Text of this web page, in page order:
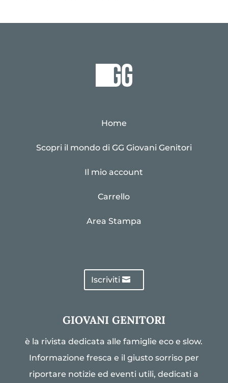
Home
Scopri il mondo di GG Giovani Genitori
Il mio account
Carrello
Area Stampa
Iscriviti
GIOVANI GENITORI
è la rivista dedicata alle famiglie eco e slow.
Informazione fresca e il giusto sorriso per
riportare notizie ed eventi utili, dedicati a